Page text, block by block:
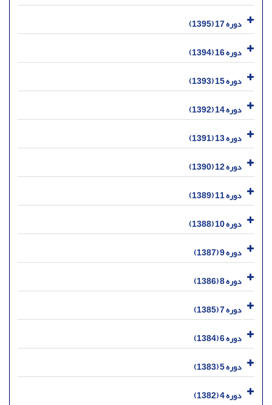
دوره 17 (1395)
دوره 16 (1394)
دوره 15 (1393)
دوره 14 (1392)
دوره 13 (1391)
دوره 12 (1390)
دوره 11 (1389)
دوره 10 (1388)
دوره 9 (1387)
دوره 8 (1386)
دوره 7 (1385)
دوره 6 (1384)
دوره 5 (1383)
دوره 4 (1382)